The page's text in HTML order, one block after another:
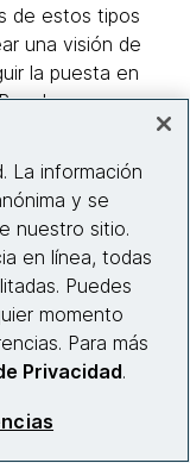
de estos tipos
una visión de
la puesta en
las
miren
automatización
en tiempo real
equipos
de una
podría ir de
Así pues,
de efecto
La información
y se
nuestro sitio.
en línea, todas
Puedes
momento
Para más
Privacidad.